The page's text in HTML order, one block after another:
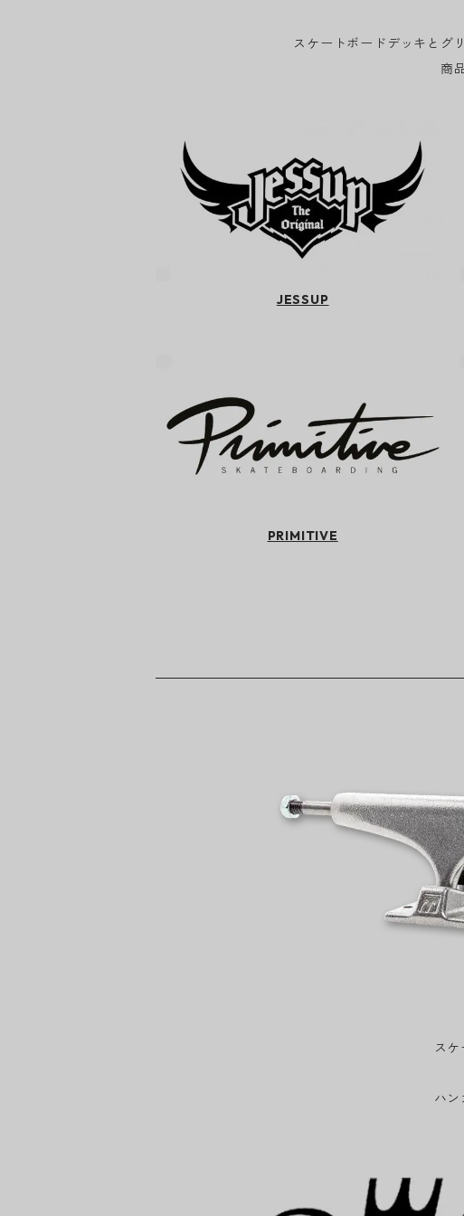
スケートボードデッキとグ
商
JESSUP
PRIMITIVE
ス
ハ